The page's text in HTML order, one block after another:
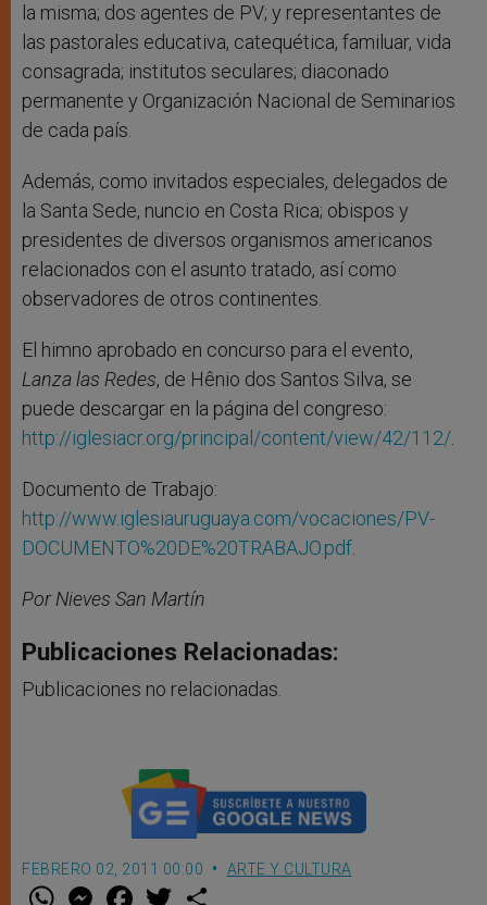
la misma; dos agentes de PV; y representantes de
las pastorales educativa, catequética, familuar, vida
consagrada; institutos seculares; diaconado
permanente y Organización Nacional de Seminarios
de cada país.
Además, como invitados especiales, delegados de
la Santa Sede, nuncio en Costa Rica; obispos y
presidentes de diversos organismos americanos
relacionados con el asunto tratado, así como
observadores de otros continentes.
El himno aprobado en concurso para el evento,
Lanza las Redes, de Hênio dos Santos Silva, se
puede descargar en la página del congreso:
http://iglesiacr.org/principal/content/view/42/112/.
Documento de Trabajo:
http://www.iglesiauruguaya.com/vocaciones/PV-
DOCUMENTO%20DE%20TRABAJO.pdf.
Por Nieves San Martín
Publicaciones Relacionadas:
Publicaciones no relacionadas.
FEBRERO 02, 2011 00:00 ARTE Y CULTURA
W M F